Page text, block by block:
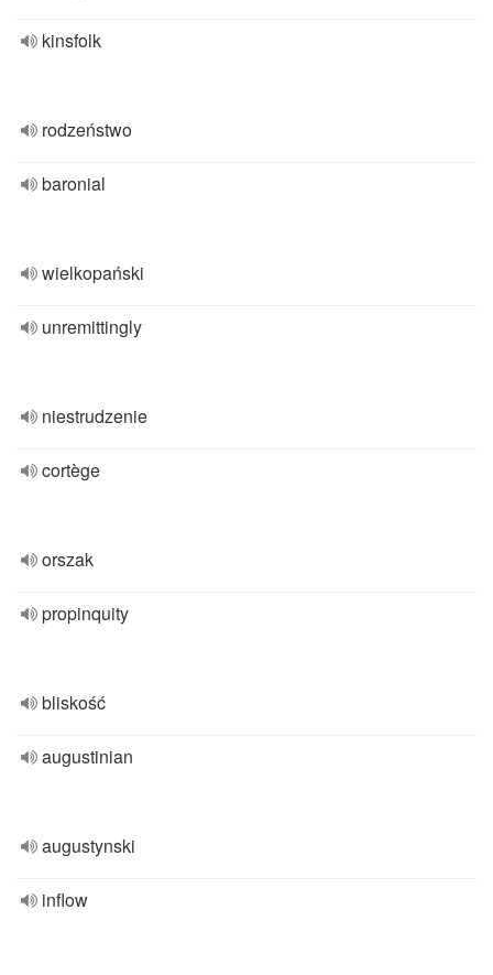
kinsfolk
rodzeństwo
baronial
wielkopański
unremittingly
niestrudzenie
cortège
orszak
propinquity
bliskość
augustinian
augustynski
inflow